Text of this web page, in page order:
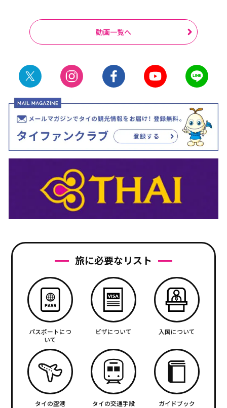
動画一覧へ
旅に必要なリスト
パスポートにつ
いて
ビザについて 入国について
タイの空港 タイの交通手段 ガイドブック